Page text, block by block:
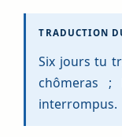
TRADUCTION
Six jours tu
chômeras ;
interrompus.